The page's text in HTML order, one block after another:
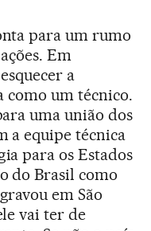
para um rumo
Em
a
como um técnico.
uma união dos
a equipe técnica
para os Estados
do Brasil como
em São
vai ter de